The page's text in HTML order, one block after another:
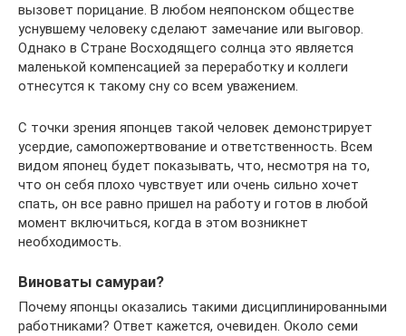
вызовет порицание. В любом неяпонском обществе
уснувшему человеку сделают замечание или выговор.
Однако в Стране Восходящего солнца это является
маленькой компенсацией за переработку и коллеги
отнесутся к такому сну со всем уважением.
С точки зрения японцев такой человек демонстрирует
усердие, самопожертвование и ответственность. Всем
видом японец будет показывать, что, несмотря на то,
что он себя плохо чувствует или очень сильно хочет
спать, он все равно пришел на работу и готов в любой
момент включиться, когда в этом возникнет
необходимость.
Виноваты самураи?
Почему японцы оказались такими дисциплинированными
работниками? Ответ кажется, очевиден. Около семи